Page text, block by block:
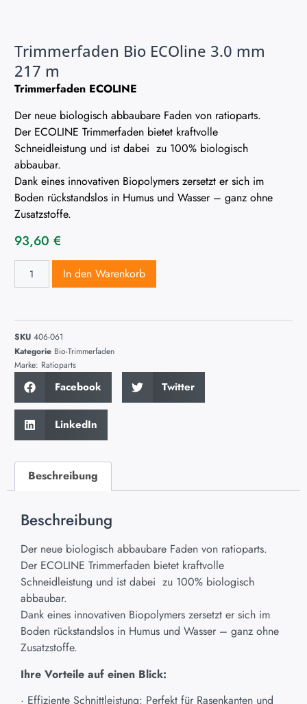
Trimmerfaden Bio ECOline 3.0 mm
217 m
Trimmerfaden ECOLINE
Der neue biologisch abbaubare Faden von ratioparts.
Der ECOLINE Trimmerfaden bietet kraftvolle
Schneidleistung und ist dabei zu 100% biologisch
abbaubar.
Dank eines innovativen Biopolymers zersetzt er sich im
Boden rückstandslos in Humus und Wasser – ganz ohne
Zusatzstoffe.
93,60 €
In den Warenkorb
SKU 406-061
Kategorie Bio-Trimmerfaden
Marke: Ratioparts
Facebook Twitter
LinkedIn
Beschreibung
Beschreibung
Der neue biologisch abbaubare Faden von ratioparts.
Der ECOLINE Trimmerfaden bietet kraftvolle
Schneidleistung und ist dabei zu 100% biologisch
abbaubar.
Dank eines innovativen Biopolymers zersetzt er sich im
Boden rückstandslos in Humus und Wasser – ganz ohne
Zusatzstoffe.
Ihre Vorteile auf einen Blick:
· Effiziente Schnittleistung: Perfekt für Rasenkanten und